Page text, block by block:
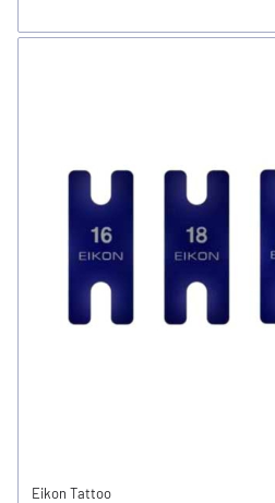
Eikon Tattoo